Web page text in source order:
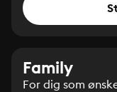
Family
For dig som